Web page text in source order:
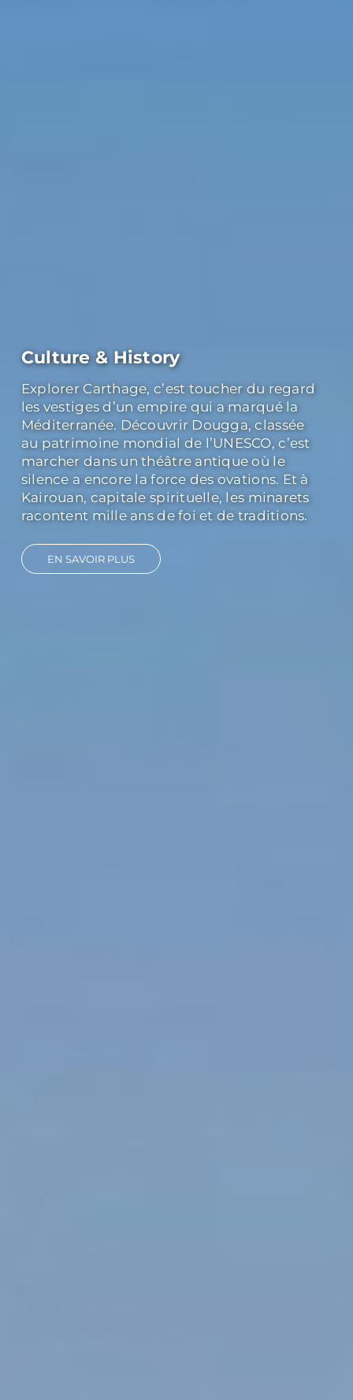
Culture & History
Explorer Carthage, c’est toucher du regard
les vestiges d’un empire qui a marqué la
Méditerranée. Découvrir Dougga, classée
au patrimoine mondial de l’UNESCO, c’est
marcher dans un théâtre antique où le
silence a encore la force des ovations. Et à
Kairouan, capitale spirituelle, les minarets
racontent mille ans de foi et de traditions.
EN SAVOIR PLUS